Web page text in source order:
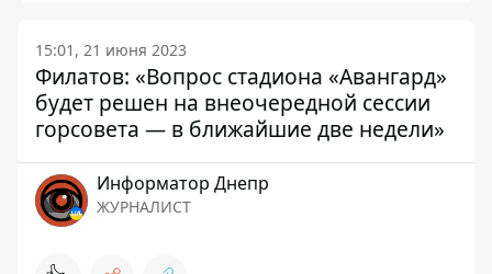
15:01, 21 июня 2023
Филатов: «Вопрос стадиона «Авангард»
будет решен на внеочередной сессии
горсовета — в ближайшие две недели»
Информатор Днепр
ЖУРНАЛИСТ